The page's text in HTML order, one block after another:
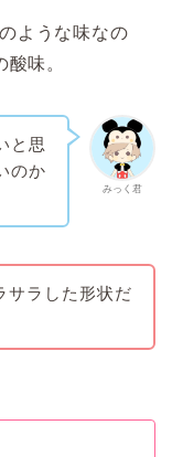
のような味なの
味。
みっく君
と思
のか
サラした形状だ